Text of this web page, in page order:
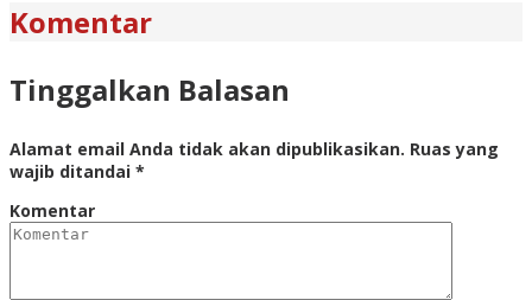
Komentar
Tinggalkan Balasan
Alamat email Anda tidak akan dipublikasikan. Ruas yang
wajib ditandai *
Komentar